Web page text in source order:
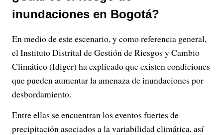
inundaciones en Bogotá?
En medio de este escenario, y como referencia general,
el Instituto Distrital de Gestión de Riesgos y Cambio
Climático (Idiger) ha explicado que existen condiciones
que pueden aumentar la amenaza de inundaciones por
desbordamiento.
Entre ellas se encuentran los eventos fuertes de
precipitación asociados a la variabilidad climática, así